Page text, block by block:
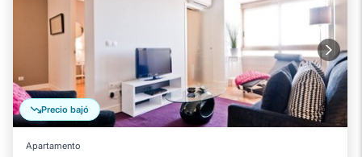
Precio bajó
Apartamento